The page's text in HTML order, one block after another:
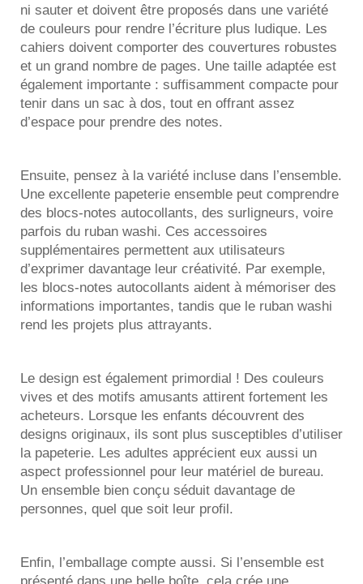
ni sauter et doivent être proposés dans une variété
de couleurs pour rendre l’écriture plus ludique. Les
cahiers doivent comporter des couvertures robustes
et un grand nombre de pages. Une taille adaptée est
également importante : suffisamment compacte pour
tenir dans un sac à dos, tout en offrant assez
d’espace pour prendre des notes.
Ensuite, pensez à la variété incluse dans l’ensemble.
Une excellente papeterie ensemble peut comprendre
des blocs-notes autocollants, des surligneurs, voire
parfois du ruban washi. Ces accessoires
supplémentaires permettent aux utilisateurs
d’exprimer davantage leur créativité. Par exemple,
les blocs-notes autocollants aident à mémoriser des
informations importantes, tandis que le ruban washi
rend les projets plus attrayants.
Le design est également primordial ! Des couleurs
vives et des motifs amusants attirent fortement les
acheteurs. Lorsque les enfants découvrent des
designs originaux, ils sont plus susceptibles d’utiliser
la papeterie. Les adultes apprécient eux aussi un
aspect professionnel pour leur matériel de bureau.
Un ensemble bien conçu séduit davantage de
personnes, quel que soit leur profil.
Enfin, l’emballage compte aussi. Si l’ensemble est
présenté dans une belle boîte, cela crée une